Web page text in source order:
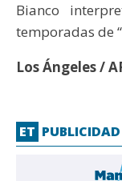
Bianco
temporadas de
Los Ángeles /
ET PUBLICIDAD